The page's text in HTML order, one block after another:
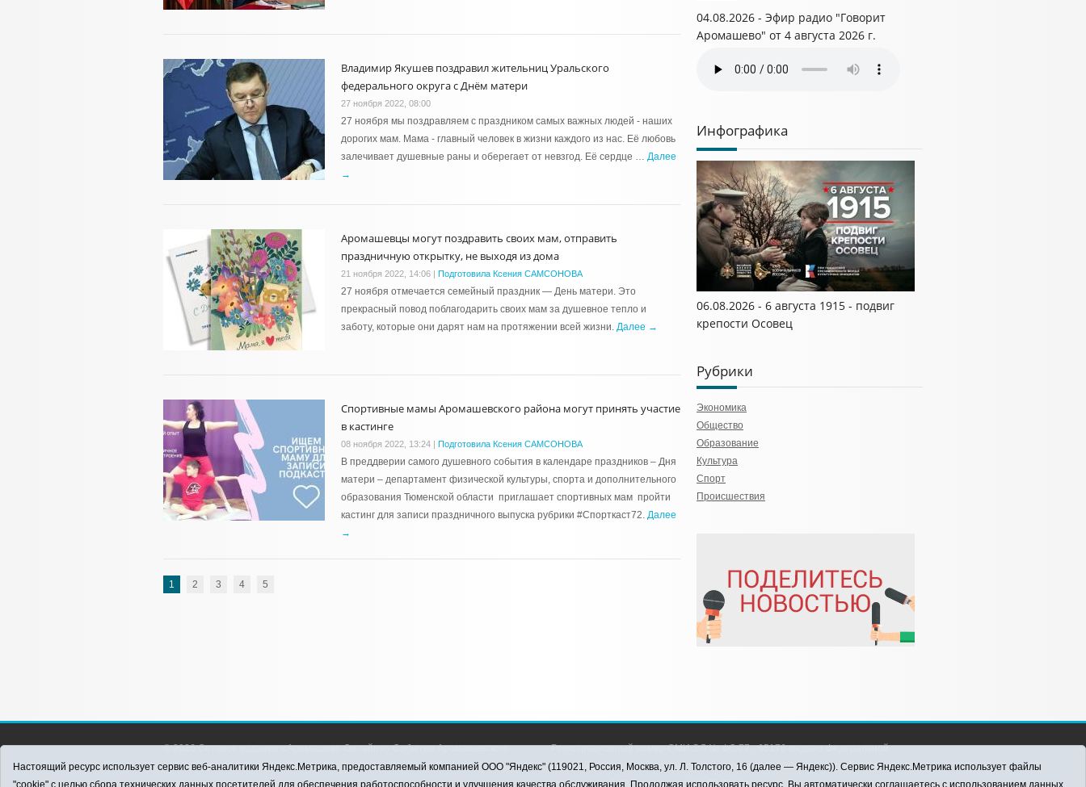
Владимир Якушев поздравил жительниц Уральского
федерального округа с Днём матери
27 ноября 2022, 08:00
27 ноября мы поздравляем с праздником самых важных людей - наших
дорогих мам. Мама - главный человек в жизни каждого из нас. Её любовь
залечивает душевные раны и оберегает от невзгод. Её сердце … Далее
→
Аромашевцы могут поздравить своих мам, отправить
праздничную открытку, не выходя из дома
21 ноября 2022, 14:06 | Подготовила Ксения САМСОНОВА
27 ноября отмечается семейный праздник — День матери. Это
прекрасный повод поблагодарить своих мам за душевное тепло и
заботу, которые они дарят нам на протяжении всей жизни. Далее →
Спортивные мамы Аромашевского района могут принять участие
в кастинге
08 ноября 2022, 13:24 | Подготовила Ксения САМСОНОВА
В преддверии самого душевного события в календаре праздников – Дня
матери – департамент физической культуры, спорта и дополнительного
образования Тюменской области приглашает спортивных мам пройти
кастинг для записи праздничного выпуска рубрики #Спорткаст72. Далее
→
1 2 3 4 5
04.08.2026 - Эфир радио "Говорит
Аромашево" от 4 августа 2026 г.
Инфографика
06.08.2026 - 6 августа 1915 - подвиг
крепости Осовец
Рубрики
Экономика
Общество
Образование
Культура
Спорт
Происшествия
© 2026 Сетевое издание «Аромашево Онлайн» - События Аромашевского
района. Для детей старше 16 лет. Все права защищены © При использовании
материалов ссылка обязательна.
Регистрационный номер СМИ ЭЛ № ФС 77 - 65176 выдано Федеральной
службой по надзору в сфере связи, информационных технологий и массовых
коммуникаций (Роскомнадзор) 28.03.2016 г.
Настоящий ресурс использует сервис веб-аналитики Яндекс.Метрика, предоставляемый компанией ООО "Яндекс" (119021, Россия, Москва, ул. Л. Толстого, 16 (далее — Яндекс)). Сервис Яндекс.Метрика использует файлы
"cookie" с целью сбора технических данных посетителей для обеспечения работоспособности и улучшения качества обслуживания. Продолжая использовать ресурс, Вы автоматически соглашаетесь с использованием данных